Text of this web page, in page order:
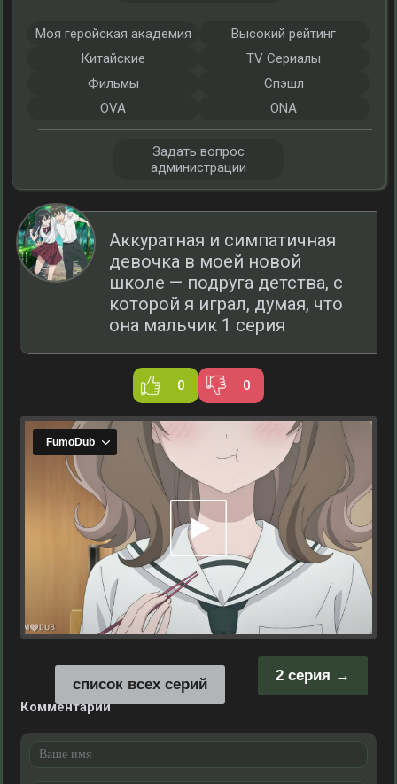
Аккуратная и симпатичная
девочка в моей новой
школе — подруга детства, с
которой я играл, думая, что
она мальчик 1 серия
0 0
2 серия
список всех серий
Комментарии
Моя геройская академия
Высокий рейтинг
Китайские
TV Сериалы
Фильмы
Спэшл
OVA
ONA
Задать вопрос
администрации